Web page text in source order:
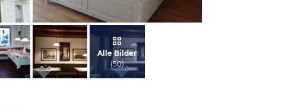
von Nicole, März 2014
Alle Bilder
(50)